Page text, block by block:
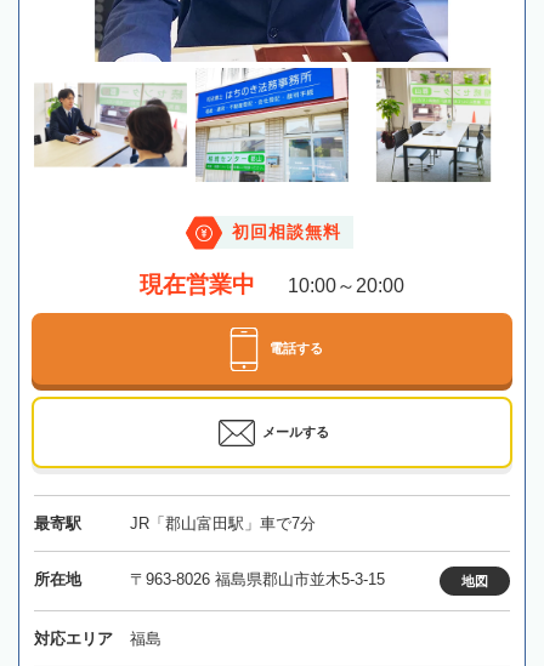
初回相談無料
現在営業中 10:00～20:00
電話する
メールする
最寄駅 JR「郡山富田駅」車で7分
所在地 〒963-8026 福島県郡山市並木5-3-15 地図
対応エリア 福島